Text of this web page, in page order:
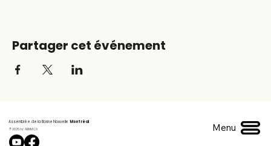
Partager cet événement
Assemblée de la Bonne Nouvelle Montréal
© 2025 by ABNM.CA Menu